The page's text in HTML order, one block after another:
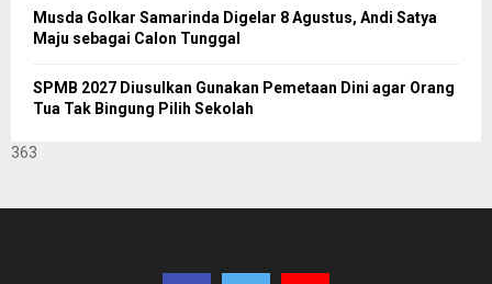
Musda Golkar Samarinda Digelar 8 Agustus, Andi Satya
Maju sebagai Calon Tunggal
SPMB 2027 Diusulkan Gunakan Pemetaan Dini agar Orang
Tua Tak Bingung Pilih Sekolah
363